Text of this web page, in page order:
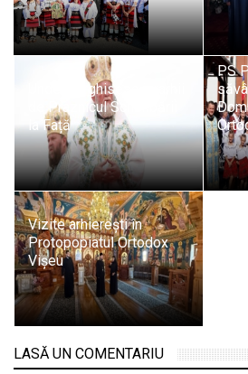
Unde liturghisesc ierarhii
de Praznicul Schimbării
la Față
PS
Vizite arhierești în
Protopopiatul Ortodox
Vișeu
LASĂ UN COMENTARIU